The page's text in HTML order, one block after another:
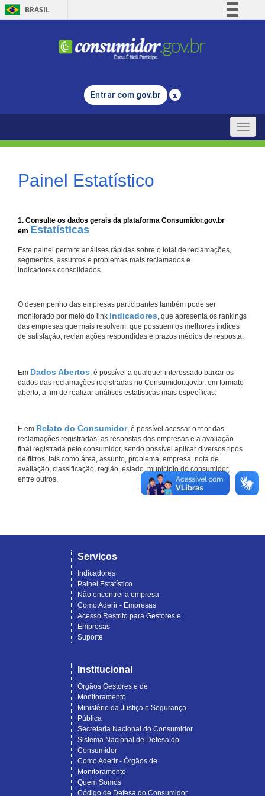
BRASIL
Comunica BR
Legislação
Entrar com gov.br
Toggle
Painel Estatístico
1. Consulte os dados gerais da plataforma Consumidor.gov.br
em Estatísticas
Este painel permite análises rápidas sobre o total de reclamações,
segmentos, assuntos e problemas mais reclamados e
indicadores consolidados.
O desempenho das empresas participantes também pode ser
monitorado por meio do link Indicadores, que apresenta os rankings
das empresas que mais resolvem, que possuem os melhores índices
de satisfação, reclamações respondidas e prazos médios de resposta.
Em Dados Abertos, é possível a qualquer interessado baixar os
dados das reclamações registradas no Consumidor.gov.br, em formato
aberto, a fim de realizar análises estatísticas mais específicas.
E em Relato do Consumidor, é possível acessar o teor das
reclamações registradas, as respostas das empresas e a avaliação
final registrada pelo consumidor, sendo possível aplicar diversos tipos
de filtros, tais como área, assunto, problema, empresa, nota de
avaliação, classificação, região, estado, município do consumidor,
entre outros.
Serviços
Indicadores
Painel Estatístico
Não encontrei a empresa
Como Aderir - Empresas
Acesso Restrito para Gestores e
Empresas
Suporte
Institucional
Órgãos Gestores e de
Monitoramento
Ministério da Justiça e Segurança
Pública
Secretaria Nacional do Consumidor
Sistema Nacional de Defesa do
Consumidor
Como Aderir - Órgãos de
Monitoramento
Quem Somos
Código de Defesa do Consumidor